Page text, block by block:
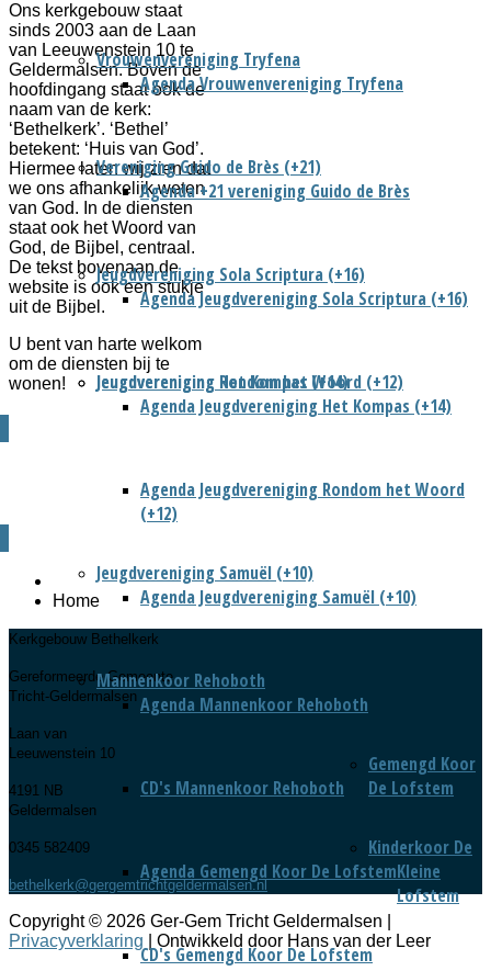
Vrouwenvereniging Tryfena
Agenda Vrouwenvereniging Tryfena
Vereniging Guido de Brès (+21)
Agenda +21 vereniging Guido de Brès
Jeugdvereniging Sola Scriptura (+16)
Agenda Jeugdvereniging Sola Scriptura (+16)
Jeugdvereniging Het Kompas (+14)
Agenda Jeugdvereniging Het Kompas (+14)
Jeugdvereniging Rondom het Woord (+12)
Agenda Jeugdvereniging Rondom het Woord
(+12)
Jeugdvereniging Samuël (+10)
Agenda Jeugdvereniging Samuël (+10)
Mannenkoor Rehoboth
Agenda Mannenkoor Rehoboth
CD's Mannenkoor Rehoboth
Gemengd Koor
De Lofstem
Agenda Gemengd Koor De Lofstem
CD's Gemengd Koor De Lofstem
Kinderkoor De
Kleine
Lofstem
Ons kerkgebouw staat
sinds 2003 aan de Laan
van Leeuwenstein 10 te
Geldermalsen. Boven de
hoofdingang staat ook de
naam van de kerk:
‘Bethelkerk’. ‘Bethel’
betekent: ‘Huis van God’.
Hiermee laten wij zien dat
we ons afhankelijk weten
van God. In de diensten
staat ook het Woord van
God, de Bijbel, centraal.
De tekst bovenaan de
website is ook een stukje
uit de Bijbel.
U bent van harte welkom
om de diensten bij te
wonen!
Home
Kerkgebouw Bethelkerk
Gereformeerde Gemeente
Tricht-Geldermalsen
Laan van
Leeuwenstein 10
4191 NB
Geldermalsen
0345 582409
bethelkerk@gergemtrichtgeldermalsen.nl
Copyright © 2026 Ger-Gem Tricht Geldermalsen |
Privacyverklaring | Ontwikkeld door Hans van der Leer